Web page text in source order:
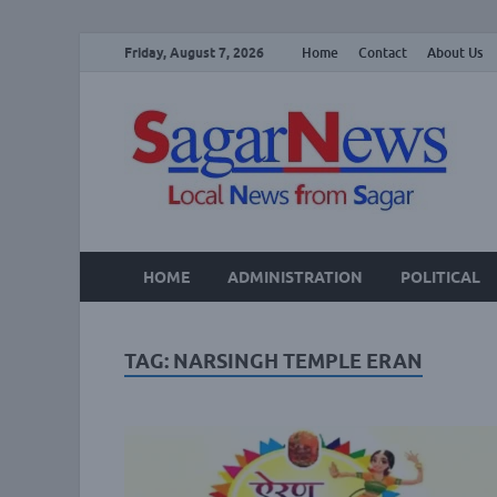
Friday, August 7, 2026 Home Contact About Us
HOME ADMINISTRATION POLITICAL
TAG: NARSINGH TEMPLE ERAN